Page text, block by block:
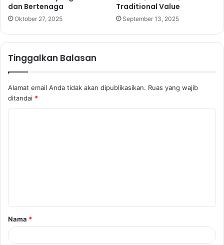
dan Bertenaga
Oktober 27, 2025
Traditional Value
September 13, 2025
Tinggalkan Balasan
Alamat email Anda tidak akan dipublikasikan. Ruas yang wajib
ditandai *
a
r
*
Nama *